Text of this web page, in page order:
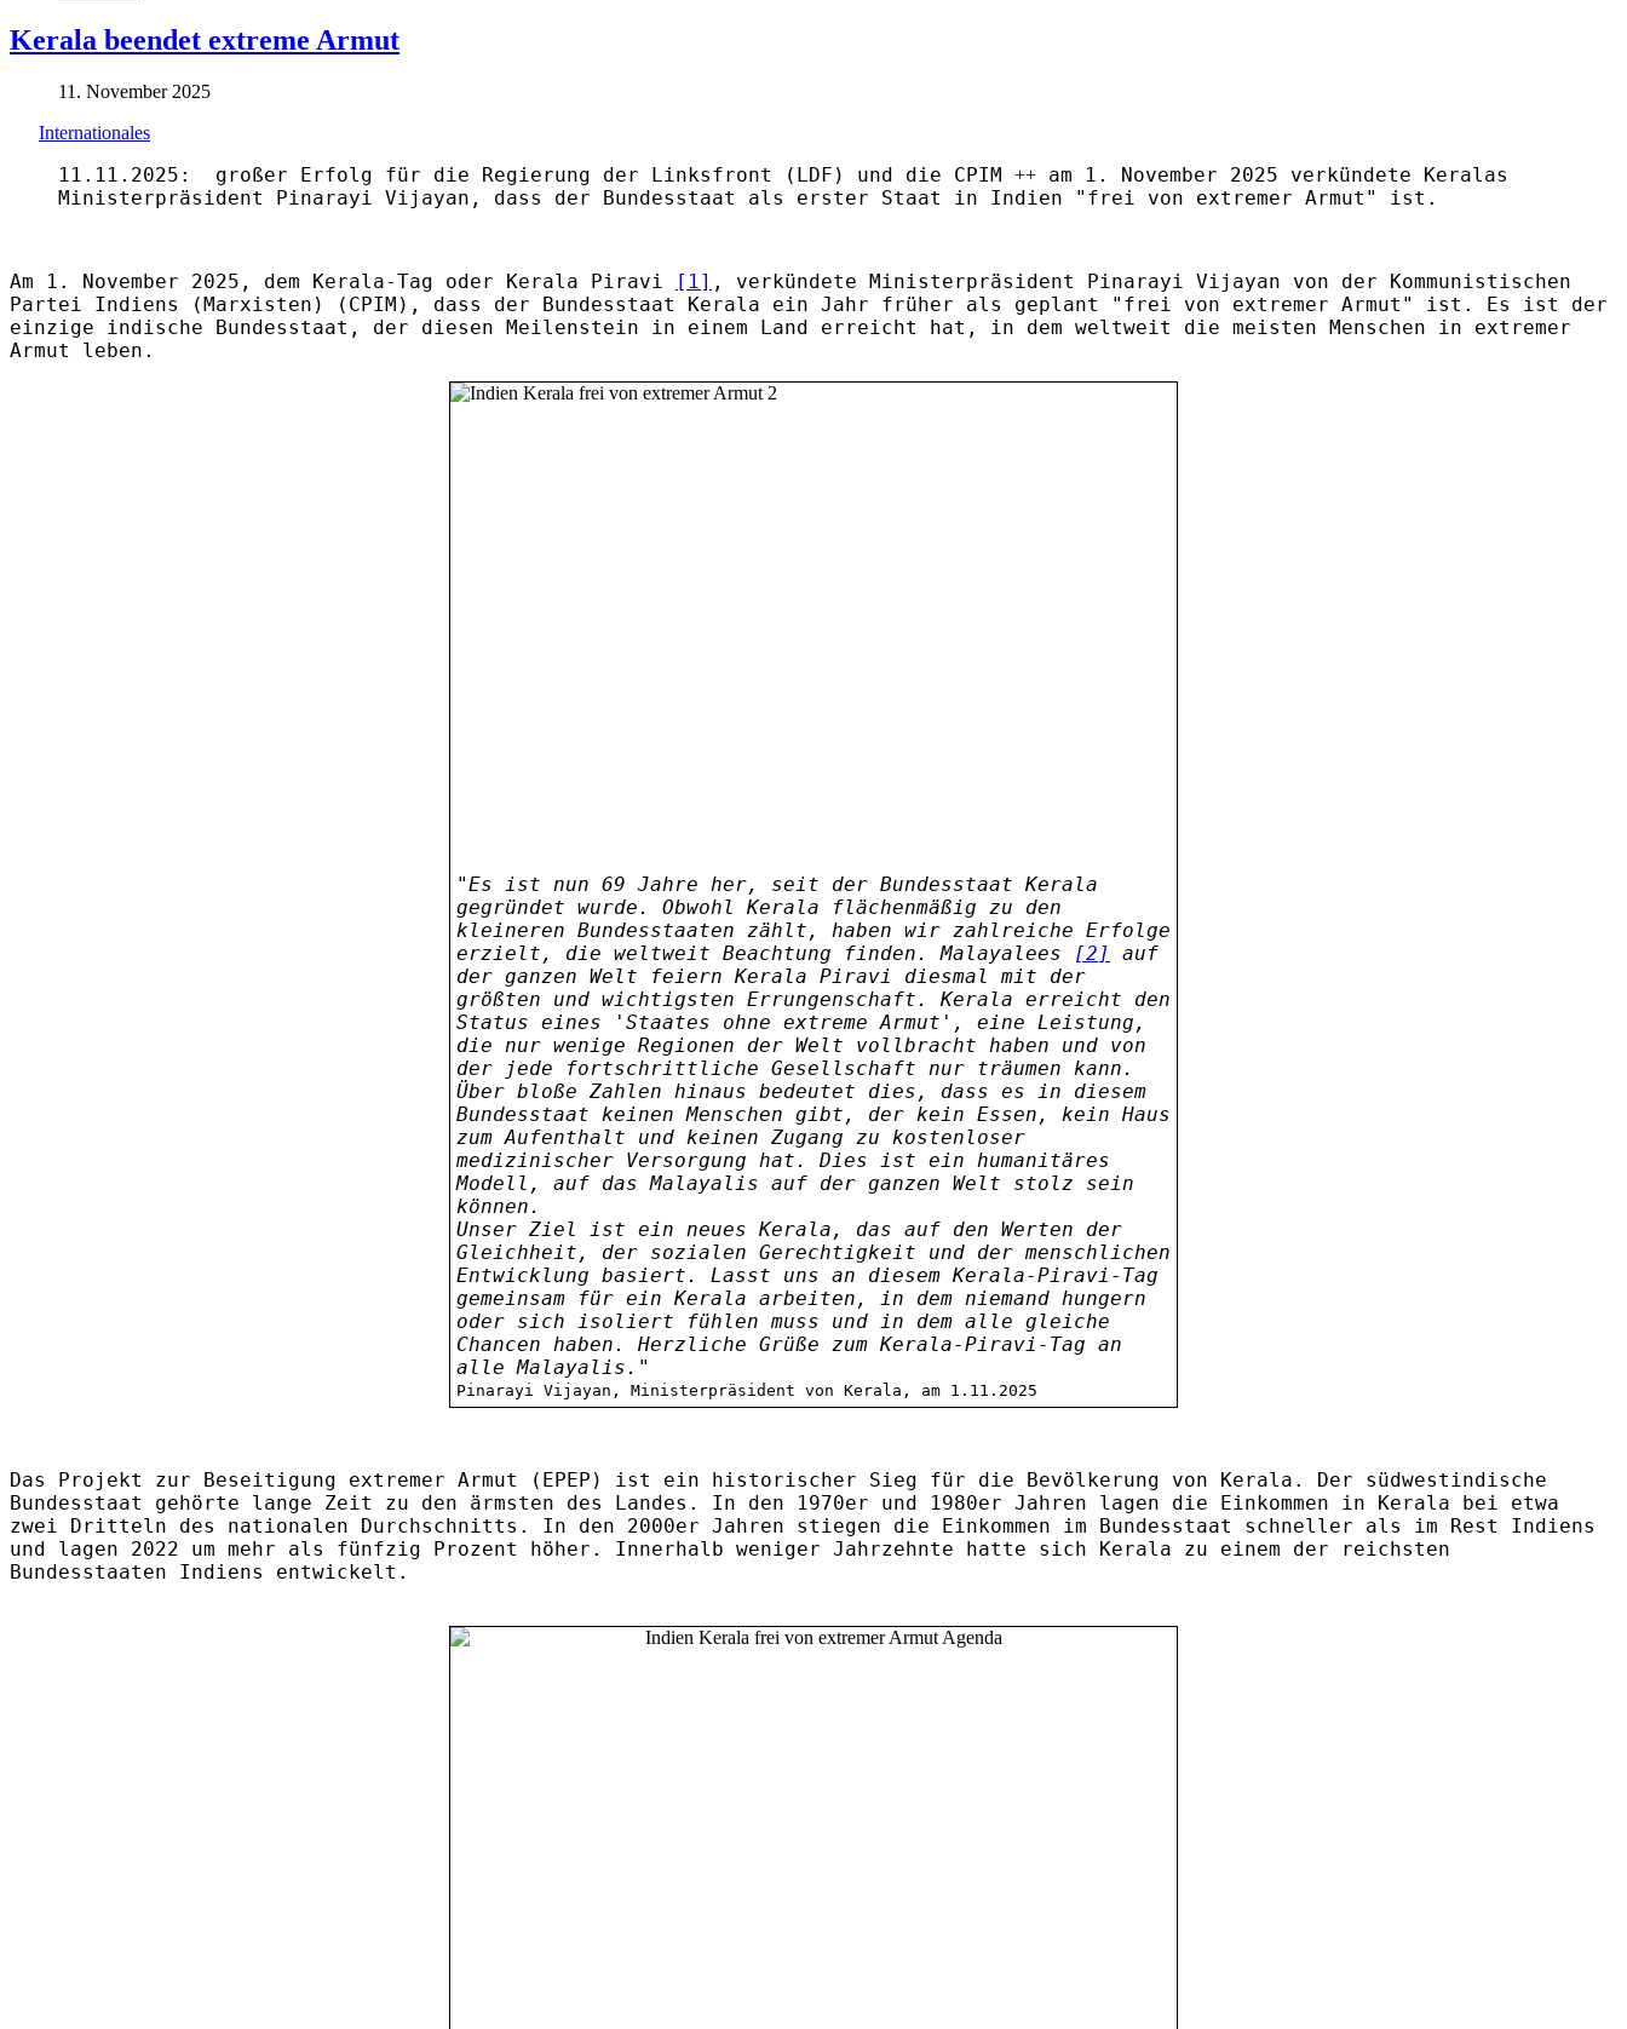
Kerala beendet extreme Armut
11. November 2025
Internationales
11.11.2025: großer Erfolg für die Regierung der Linksfront (LDF) und die CPIM ++ am 1. November 2025 verkündete Keralas
Ministerpräsident Pinarayi Vijayan, dass der Bundesstaat als erster Staat in Indien "frei von extremer Armut" ist.
Am 1. November 2025, dem Kerala-Tag oder Kerala Piravi [1] , verkündete Ministerpräsident Pinarayi Vijayan von der Kommunistischen
Partei Indiens (Marxisten) (CPIM), dass der Bundesstaat Kerala ein Jahr früher als geplant "frei von extremer Armut" ist. Es ist der
einzige indische Bundesstaat, der diesen Meilenstein in einem Land erreicht hat, in dem weltweit die meisten Menschen in extremer
Armut leben.
"Es ist nun 69 Jahre her, seit der Bundesstaat Kerala
gegründet wurde. Obwohl Kerala flächenmäßig zu den
kleineren Bundesstaaten zählt, haben wir zahlreiche Erfolge
erzielt, die weltweit Beachtung finden. Malayalees
[2]
auf
der ganzen Welt feiern Kerala Piravi diesmal mit der
größten und wichtigsten Errungenschaft. Kerala erreicht den
Status eines 'Staates ohne extreme Armut', eine Leistung,
die nur wenige Regionen der Welt vollbracht haben und von
der jede fortschrittliche Gesellschaft nur träumen kann.
Über bloße Zahlen hinaus bedeutet dies, dass es in diesem
Bundesstaat keinen Menschen gibt, der kein Essen, kein Haus
zum Aufenthalt und keinen Zugang zu kostenloser
medizinischer Versorgung hat. Dies ist ein humanitäres
Modell, auf das Malayalis auf der ganzen Welt stolz sein
können.
Unser Ziel ist ein neues Kerala, das auf den Werten der
Gleichheit, der sozialen Gerechtigkeit und der menschlichen
Entwicklung basiert. Lasst uns an diesem Kerala-Piravi-Tag
gemeinsam für ein Kerala arbeiten, in dem niemand hungern
oder sich isoliert fühlen muss und in dem alle gleiche
Chancen haben. Herzliche Grüße zum Kerala-Piravi-Tag an
alle Malayalis."
Pinarayi Vijayan, Ministerpräsident von Kerala, am 1.11.2025
Das Projekt zur Beseitigung extremer Armut (EPEP) ist ein historischer Sieg für die Bevölkerung von Kerala. Der südwestindische
Bundesstaat gehörte lange Zeit zu den ärmsten des Landes. In den 1970er und 1980er Jahren lagen die Einkommen in Kerala bei etwa
zwei Dritteln des nationalen Durchschnitts. In den 2000er Jahren stiegen die Einkommen im Bundesstaat schneller als im Rest Indiens
und lagen 2022 um mehr als fünfzig Prozent höher. Innerhalb weniger Jahrzehnte hatte sich Kerala zu einem der reichsten
Bundesstaaten Indiens entwickelt.